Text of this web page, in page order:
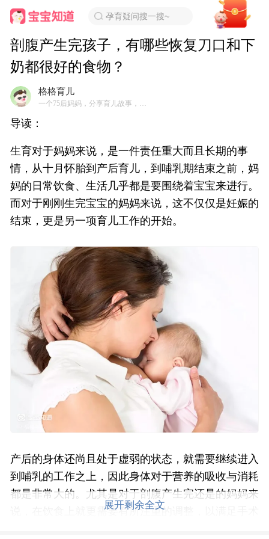
孕育疑问搜一搜~
剖腹产生完孩子，有哪些恢复刀口和下
奶都很好的食物？
格格育儿
一个75后妈妈，分享育儿故事，从本质上培养自立好孩子
导读：
生育对于妈妈来说，是一件责任重大而且长期的事
情，从十月怀胎到产后育儿，到哺乳期结束之前，妈
妈的日常饮食、生活几乎都是要围绕着宝宝来进行。
而对于刚刚生完宝宝的妈妈来说，这不仅仅是妊娠的
结束，更是另一项育儿工作的开始。
产后的身体还尚且处于虚弱的状态，就需要继续进入
到哺乳的工作之上，因此身体对于营养的吸收与消耗
都是非常大的。尤其是对于剖腹产生完还是的妈妈来
说，在饮食上就更需要有所注重的调整，以满足手术
展开剩余全文